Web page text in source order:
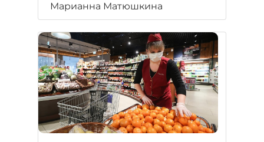
лишь 2,4%, а Ленобласти — 11,9%.
Хотя несколько лет назад
пропорция была едва ли
не обратной. Это произошло
за счёт ухода с рынка "Игристых
вин" и того, что ряд
производителей переносит
свои площадки из города.
Петербургу же остаётся
довольствоваться статусом
Марианна Матюшкина